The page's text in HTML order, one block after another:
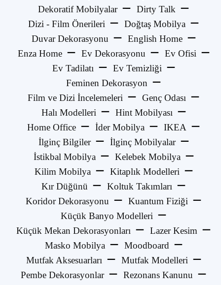
Dekoratif Mobilyalar
Dirty Talk
Dizi - Film Önerileri
Doğtaş Mobilya
Duvar Dekorasyonu
English Home
Enza Home
Ev Dekorasyonu
Ev Ofisi
Ev Tadilatı
Ev Temizliği
Feminen Dekorasyon
Film ve Dizi İncelemeleri
Genç Odası
Halı Modelleri
Hint Mobilyası
Home Office
İder Mobilya
IKEA
İlginç Bilgiler
İlginç Mobilyalar
İstikbal Mobilya
Kelebek Mobilya
Kilim Mobilya
Kitaplık Modelleri
Kır Düğünü
Koltuk Takımları
Koridor Dekorasyonu
Kuantum Fiziği
Küçük Banyo Modelleri
Küçük Mekan Dekorasyonları
Lazer Kesim
Masko Mobilya
Moodboard
Mutfak Aksesuarları
Mutfak Modelleri
Pembe Dekorasyonlar
Rezonans Kanunu